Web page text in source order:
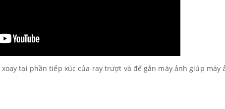
tại phần tiếp xúc của ray trượt và đế gắn máy ảnh giúp máy